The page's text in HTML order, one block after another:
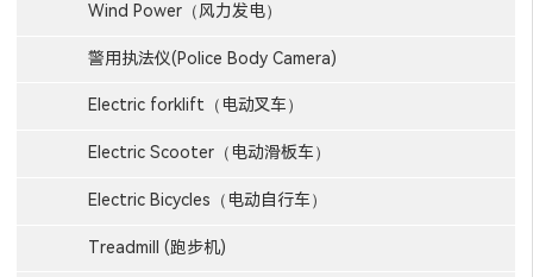
Wind Power（风力发电）
警用执法仪(Police Body Camera)
Electric forklift（电动叉车）
Electric Scooter（电动滑板车）
Electric Bicycles（电动自行车）
Treadmill (跑步机)